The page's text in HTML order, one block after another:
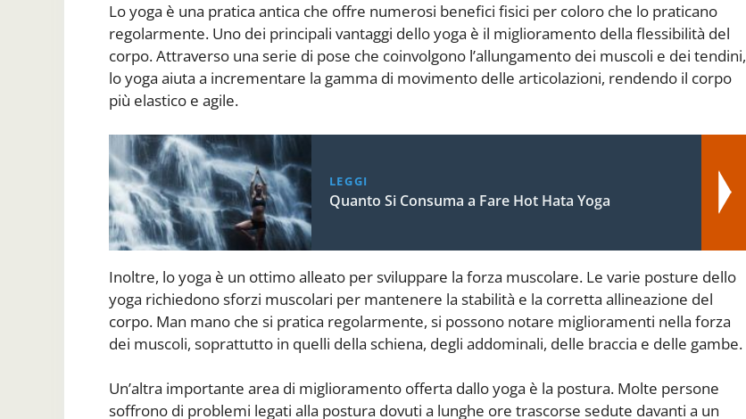
Lo yoga è una pratica antica che offre numerosi benefici fisici per coloro che lo praticano
regolarmente. Uno dei principali vantaggi dello yoga è il miglioramento della flessibilità del
corpo. Attraverso una serie di pose che coinvolgono l’allungamento dei muscoli e dei tendini,
lo yoga aiuta a incrementare la gamma di movimento delle articolazioni, rendendo il corpo
più elastico e agile.
LEGGI
Quanto Si Consuma a Fare Hot Hata Yoga
Inoltre, lo yoga è un ottimo alleato per sviluppare la forza muscolare. Le varie posture dello
yoga richiedono sforzi muscolari per mantenere la stabilità e la corretta allineazione del
corpo. Man mano che si pratica regolarmente, si possono notare miglioramenti nella forza
dei muscoli, soprattutto in quelli della schiena, degli addominali, delle braccia e delle gambe.
Un’altra importante area di miglioramento offerta dallo yoga è la postura. Molte persone
soffrono di problemi legati alla postura dovuti a lunghe ore trascorse sedute davanti a un